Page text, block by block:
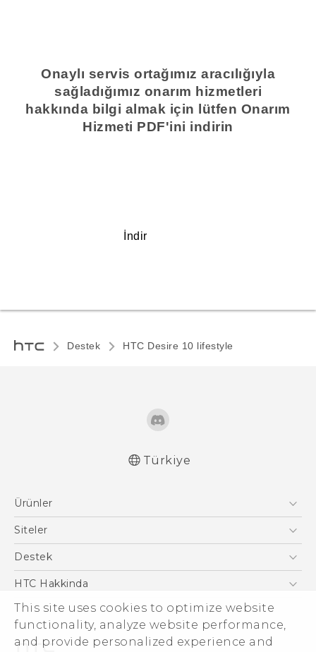
This site uses cookies to optimize website
functionality, analyze website performance,
and provide personalized experience and
Onaylı servis ortağımız aracılığıyla
sağladığımız onarım hizmetleri
hakkında bilgi almak için lütfen Onarım
Hizmeti PDF'ini indirin
İndir
Destek HTC Desire 10 lifestyle‎
English - Quick start guide
Türkiye
Ürünler
Akıllı Telefonlar
VIVE
Siteler
HTC Dev
Destek
Destek Merkezi
HTC Hakkinda
ESG
Yatırımcı (İNGİLİZCE)